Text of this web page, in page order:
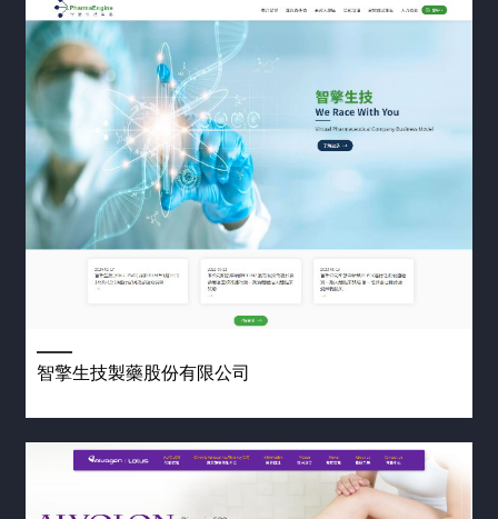
智擎生技製藥股份有限公司